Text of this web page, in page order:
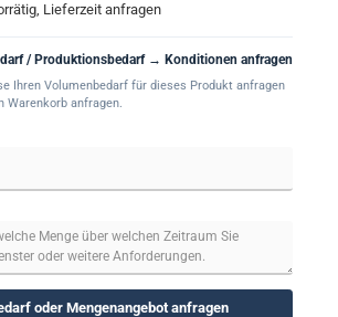
Lieferzeit anfragen
/ Produktionsbedarf → Konditionen anfragen
Ihren Volumenbedarf für dieses Produkt anfragen
Warenkorb anfragen.
oder Mengenangebot anfragen